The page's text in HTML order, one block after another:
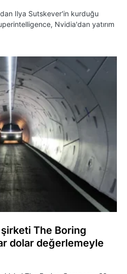
Ilya Sutskever'in kurduğu
Nvidia'dan yatırım
şirketi The Boring
dolar değerlemeyle